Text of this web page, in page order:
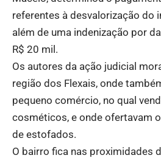
referentes à desvalorização do
além de uma indenização por
R$ 20 mil.
Os autores da ação judicial
região dos Flexais, onde
pequeno comércio, no qual
cosméticos, e onde ofertavam
de estofados.
O bairro fica nas proximidades